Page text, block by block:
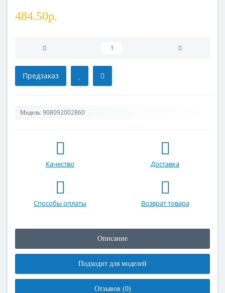
484.50р.
Предзаказ
Модель: 908092002860
Качество Доставка
Способы оплаты Возврат товара
Описание
Подходит для моделей
Отзывов (0)